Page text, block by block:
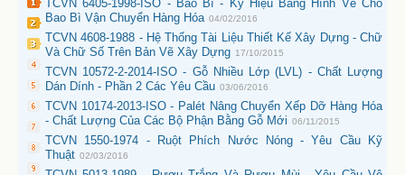
TCVN 6405-1998-ISO - Bao Bì - Ký Hiệu Bằng Hình Vẽ Cho
Bao Bì Vận Chuyển Hàng Hóa 04/02/2016
TCVN 4608-1988 - Hệ Thống Tài Liệu Thiết Kế Xây Dựng - Chữ
Và Chữ Số Trên Bản Vẽ Xây Dựng 17/10/2015
TCVN 10572-2-2014-ISO - Gỗ Nhiều Lớp (LVL) - Chất Lượng
Dán Dính - Phần 2 Các Yêu Cầu 03/06/2016
TCVN 10174-2013-ISO - Palét Nâng Chuyển Xếp Dỡ Hàng Hóa
- Chất Lượng Của Các Bộ Phận Bằng Gỗ Mới 06/11/2015
TCVN 1550-1974 - Ruột Phích Nước Nóng - Yêu Cầu Kỹ
Thuật 02/03/2016